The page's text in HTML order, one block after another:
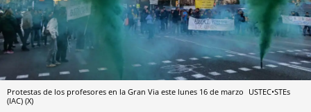
Protestas de los profesores en la Gran Via este lunes 16 de marzo USTEC•STEs
(IAC) (X)